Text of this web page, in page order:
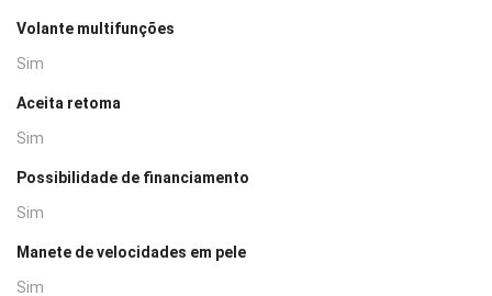
Volante multifunções
Sim
Aceita retoma
Sim
Possibilidade de financiamento
Sim
Manete de velocidades em pele
Sim